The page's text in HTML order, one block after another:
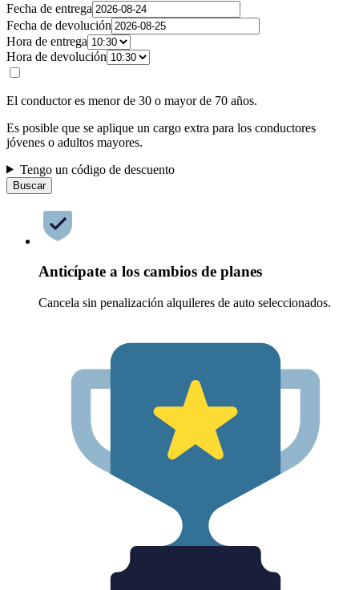
Fecha de entrega
Fecha de devolución
Hora de entrega
Hora de devolución
El conductor es menor de 30 o mayor de 70 años.
Es posible que se aplique un cargo extra para los conductores
jóvenes o adultos mayores.
Tengo un código de descuento
Buscar
Anticípate a los cambios de planes
Cancela sin penalización alquileres de auto seleccionados.